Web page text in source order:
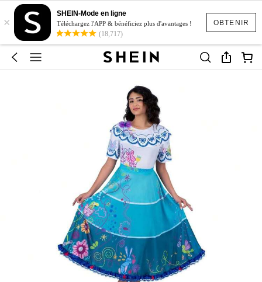
OBTENIR
×
SHEIN-Mode en ligne
Téléchargez l'APP & bénéficiez plus d'avantages !
(18,717)